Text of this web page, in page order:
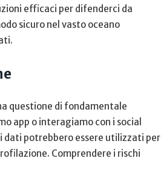
efficaci per difenderci da
sicuro nel vasto oceano
questione​ di fondamentale
app o interagiamo con ​i social
dati potrebbero essere utilizzati per
Comprendere ⁣i rischi